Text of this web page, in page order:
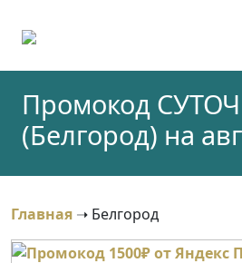
Промокод
(Белгород) на
Главная ➝ Белгород